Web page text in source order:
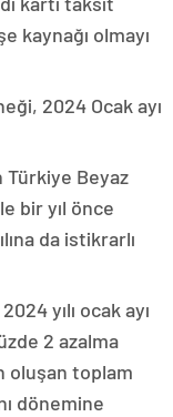
kaynağı olmayı
2024 Ocak ayı
Beyaz
bir yıl önce
da istikrarlı
yılı ocak ayı
2 azalma
oluşan toplam
dönemine